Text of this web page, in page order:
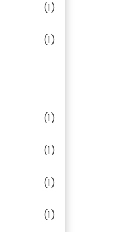
(1)
(1)
(1)
(1)
(1)
(1)